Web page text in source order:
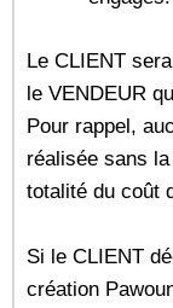
Le CLIENT
le VENDEUR
Pour rappel,
réalisée sans
totalité du coût
Si le CLIENT
création